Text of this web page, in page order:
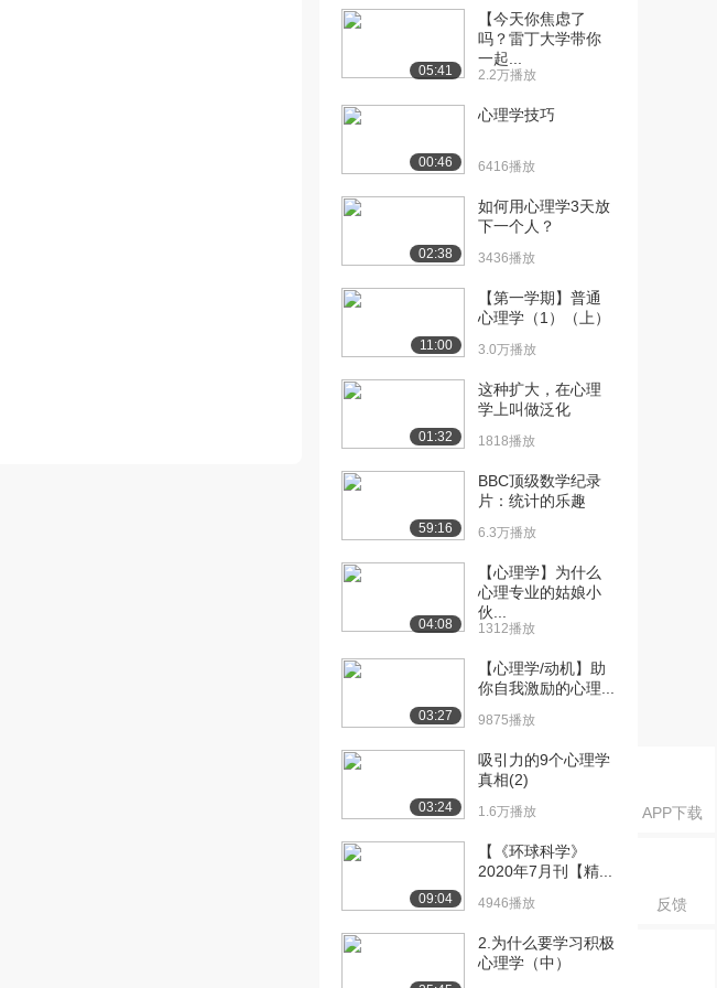
APP下载
反馈
[12] 心理学中的数据分析 38:37
[13] T变量与R变量
2.9万播放
验
[15] 心理学实验中数据的
变异与综合
[16] 独立样本T检验中的的
有效样本量大小
47:48
[17] R Commander中变量
[18] 心理学中的数据分析 46:14
[19] 方差分析
2.6万播放
47:23
[20] 20 方差分析-2
[21] 21 二维方差分析 48:55
[22] 22-因素方差分析及线
49:57
[23] 23-相关分析
2.7万播放
[24] 24-线性回归
[25] 25-期中考试3考前复
05:41
【今天你焦虑了
吗？雷丁大学带你
一起...
2.2万播放
00:46
心理学技巧
6416播放
02:38
如何用心理学3天放
下一个人？
3436播放
11:00
【第一学期】普通
心理学（1）（上）
3.0万播放
01:32
这种扩大，在心理
学上叫做泛化
1818播放
59:16
BBC顶级数学纪录
片：统计的乐趣
6.3万播放
04:08
【心理学】为什么
心理专业的姑娘小
伙...
1312播放
03:27
【心理学/动机】助
你自我激励的心理...
9875播放
03:24
吸引力的9个心理学
真相(2)
1.6万播放
09:04
【《环球科学》
2020年7月刊【精...
4946播放
2.为什么要学习积极
心理学（中）